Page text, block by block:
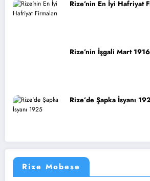
Rize’nin En İyi Hafriyat
Rize’nin İşgali Mart 1916
Rize’de Şapka İsyanı
Rize Mobese